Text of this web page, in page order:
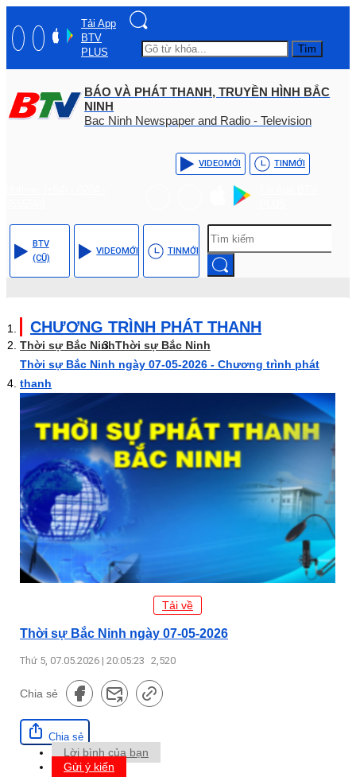
Tải App
BTV
PLUS
Tìm
BÁO VÀ PHÁT THANH, TRUYỀN HÌNH BẮC
NINH
Bac Ninh Newspaper and Radio - Television
VIDEOMỚI TINMỚI
BTV
(CŨ)
VIDEOMỚI TINMỚI
CHƯƠNG TRÌNH PHÁT THANH
Thời sự Bắc NinhThời sự Bắc Ninh
Thời sự Bắc Ninh ngày 07-05-2026 - Chương trình phát
thanh
Tải về
Thời sự Bắc Ninh ngày 07-05-2026
Thứ 5, 07.05.2026 | 20:05:23 2,520
Chia sẻ
Chia sẻ
Lời bình của bạn
Gửi ý kiến